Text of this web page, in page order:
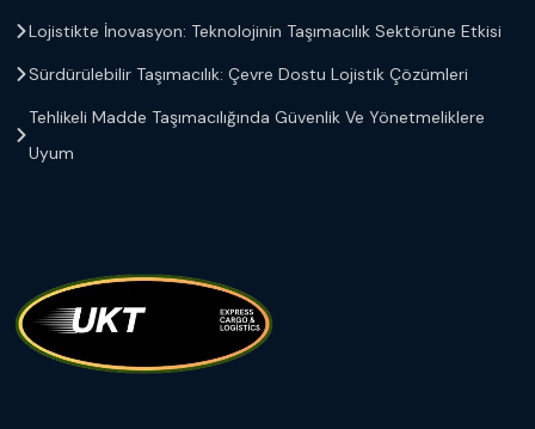
Lojistikte İnovasyon: Teknolojinin Taşımacılık Sektörüne Etkisi
Sürdürülebilir Taşımacılık: Çevre Dostu Lojistik Çözümleri
Tehlikeli Madde Taşımacılığında Güvenlik Ve Yönetmeliklere
Uyum